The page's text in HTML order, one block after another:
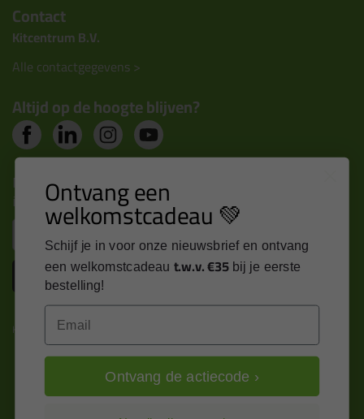
Contact
Kitcentrum B.V.
Alle contactgegevens >
Altijd op de hoogte blijven?
Nieuws, tips en exclusieve deals rechtstreeks in je
inbox
Inschrijven
Kitcentrum is trots op:
Ontvang een
welkomstcadeau 💚
Schijf je in voor onze nieuwsbrief en ontvang
een welkomstcadeau t.w.v. €35 bij je eerste
bestelling!
Email
Ontvang de actiecode ›